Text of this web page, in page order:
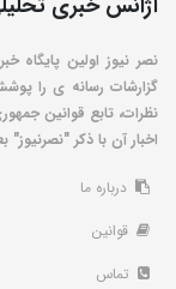
نصر نیوز اولین
گزارشات رسانه ی را
نظرات، تابع قوانین
اخبار آن با ذکر "نصرنیوز"
درباره ما
قوانین
تماس